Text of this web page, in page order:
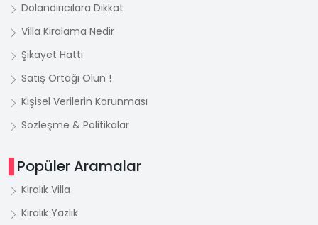
Dolandırıcılara Dikkat
Villa Kiralama Nedir
Şikayet Hattı
Satış Ortağı Olun !
Kişisel Verilerin Korunması
Sözleşme & Politikalar
Popüler Aramalar
Kiralık Villa
Kiralık Yazlık